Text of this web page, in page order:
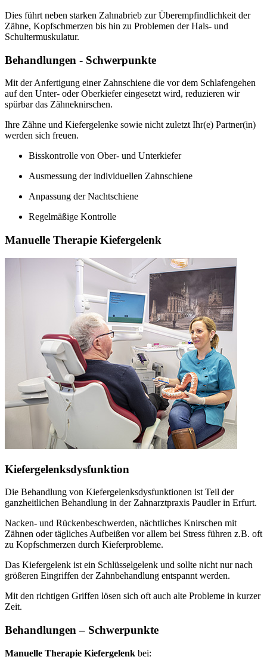
Dies führt neben starken Zahnabrieb zur Überempfindlichkeit der
Zähne, Kopfschmerzen bis hin zu Problemen der Hals- und
Schultermuskulatur.
Behandlungen - Schwerpunkte
Mit der Anfertigung einer Zahnschiene die vor dem Schlafengehen
auf den Unter- oder Oberkiefer eingesetzt wird, reduzieren wir
spürbar das Zähneknirschen.
Ihre Zähne und Kiefergelenke sowie nicht zuletzt Ihr(e) Partner(in)
werden sich freuen.
Bisskontrolle von Ober- und Unterkiefer
Ausmessung der individuellen Zahnschiene
Anpassung der Nachtschiene
Regelmäßige Kontrolle
Manuelle Therapie Kiefergelenk
Kiefergelenksdysfunktion
Die Behandlung von Kiefergelenksdysfunktionen ist Teil der
ganzheitlichen Behandlung in der Zahnarztpraxis Paudler in Erfurt.
Nacken- und Rückenbeschwerden, nächtliches Knirschen mit
Zähnen oder tägliches Aufbeißen vor allem bei Stress führen z.B. oft
zu Kopfschmerzen durch Kieferprobleme.
Das Kiefergelenk ist ein Schlüsselgelenk und sollte nicht nur nach
größeren Eingriffen der Zahnbehandlung entspannt werden.
Mit den richtigen Griffen lösen sich oft auch alte Probleme in kurzer
Zeit.
Behandlungen – Schwerpunkte
Manuelle Therapie Kiefergelenk bei: